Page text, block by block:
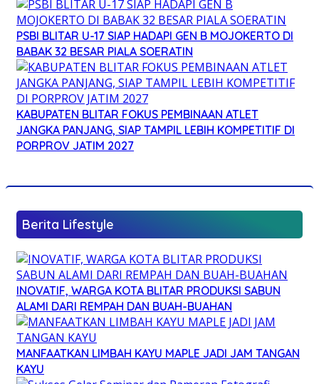
PSBI BLITAR U-17 SIAP HADAPI GEN B MOJOKERTO DI
BABAK 32 BESAR PIALA SOERATIN
KABUPATEN BLITAR FOKUS PEMBINAAN ATLET
JANGKA PANJANG, SIAP TAMPIL LEBIH KOMPETITIF DI
PORPROV JATIM 2027
Berita Lifestyle
INOVATIF, WARGA KOTA BLITAR PRODUKSI SABUN
ALAMI DARI REMPAH DAN BUAH-BUAHAN
MANFAATKAN LIMBAH KAYU MAPLE JADI JAM TANGAN
KAYU